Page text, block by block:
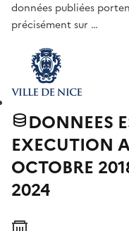
données publiées
précisément sur …
DONNEES
EXECUTION
OCTOBRE
2024